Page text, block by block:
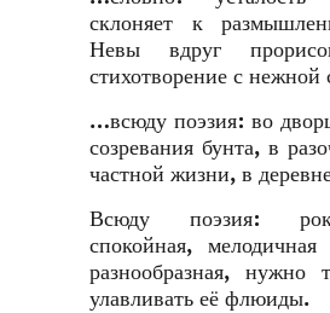
склоняет к
Невы вдруг
стихотворение с нежной
…всюду поэзия: во
созревания бунта, в
частной жизни, в
Всюду поэзия:
спокойная,
разнообразная, нужно
улавливать её флюиды.